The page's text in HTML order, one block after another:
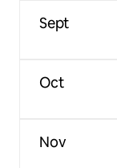
Sept
Oct
Nov